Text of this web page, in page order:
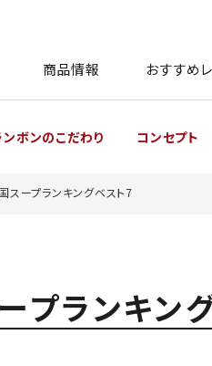
商品情報 おすすめ
ンボンのこだわり コンセプト
スープランキングベスト7
プランキン